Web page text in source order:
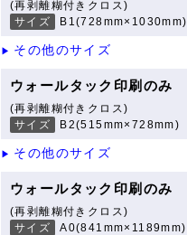
(再剥離糊付きクロス)
サイズ
B1(728mm×1030mm)
▶ その他のサイズ
ウォールタック印刷のみ
(再剥離糊付きクロス)
サイズ
B2(515mm×728mm)
▶ その他のサイズ
ウォールタック印刷のみ
(再剥離糊付きクロス)
サイズ
A0(841mm×1189mm)